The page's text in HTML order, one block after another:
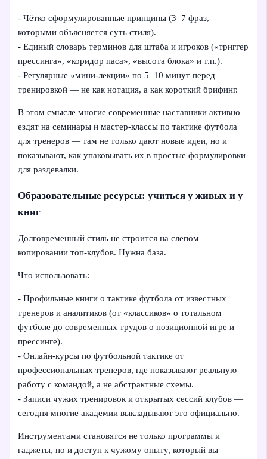
- Чётко сформулированные принципы (3–7 фраз,
которыми объясняется суть стиля).
- Единый словарь терминов для штаба и игроков («триггер
прессинга», «коридор паса», «высота блока» и т.п.).
- Регулярные «мини-лекции» по 5–10 минут перед
тренировкой — не как нотация, а как короткий брифинг.
В этом смысле многие современные наставники активно
ездят на семинары и мастер-классы по тактике футбола
для тренеров — там не только дают новые идеи, но и
показывают, как упаковывать их в простые формулировки
для раздевалки.
Образовательные ресурсы: учиться у живых и у
книг
Долговременный стиль не строится на слепом
копировании топ-клубов. Нужна база.
Что использовать:
- Профильные книги о тактике футбола от известных
тренеров и аналитиков (от «классиков» о тотальном
футболе до современных трудов о позиционной игре и
прессинге).
- Онлайн-курсы по футбольной тактике от
профессиональных тренеров, где показывают реальную
работу с командой, а не абстрактные схемы.
- Записи чужих тренировок и открытых сессий клубов —
сегодня многие академии выкладывают это официально.
Инструментами становятся не только программы и
гаджеты, но и доступ к чужому опыту, который вы